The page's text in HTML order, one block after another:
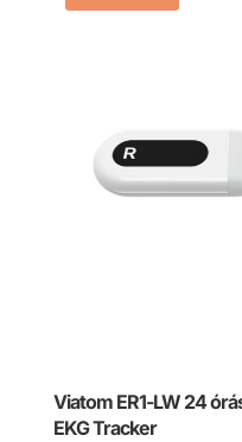
Viatom ER1-LW 24
EKG Tracker